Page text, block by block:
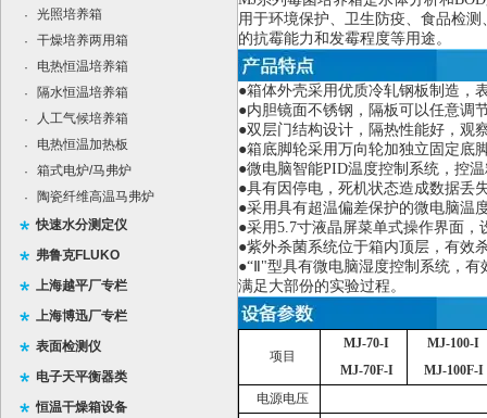
·
光照培养箱
·
干燥培养两用箱
·
电热恒温培养箱
·
隔水恒温培养箱
·
人工气候培养箱
·
电热恒温加热板
·
箱式电炉/马弗炉
·
陶瓷纤维高温马弗炉
快速水分测定仪
弗鲁克FLUKO
上海越平厂专栏
上海博迅厂专栏
表面检测仪
电子天平衡器类
恒温干燥箱设备
用于环境保护、卫生防疫、食品检
的抗霉能力和发霉程度等用途。
●箱体外壳采用优质冷轧钢板制造，
●内胆镜面不锈钢，隔板可以任意调
●双层门结构设计，隔热性能好，观
●箱底脚轮采用万向轮加独立固定底
●微电脑智能PID温度控制系统，控
●具有因停电，死机状态造成数据丢
●采用具有超温偏差保护的微电脑温
●采用5.7寸液晶屏菜单式操作界面
●紫外杀菌系统位于箱内顶层，有效
●“Ⅱ"型具有微电脑湿度控制系统，
满足大部份的实验过程。
项目
MJ-70-I
MJ-70F-I
MJ-100-I
MJ-100F-I
电源电压